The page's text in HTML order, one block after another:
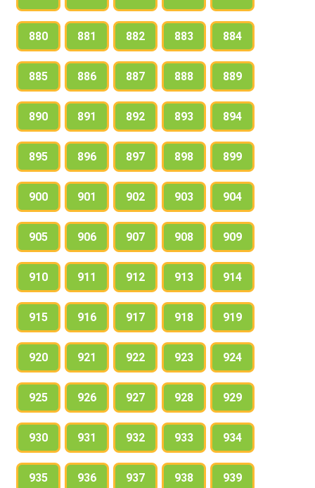
880 881 882 883 884
885 886 887 888 889
890 891 892 893 894
895 896 897 898 899
900 901 902 903 904
905 906 907 908 909
910 911 912 913 914
915 916 917 918 919
920 921 922 923 924
925 926 927 928 929
930 931 932 933 934
935 936 937 938 939